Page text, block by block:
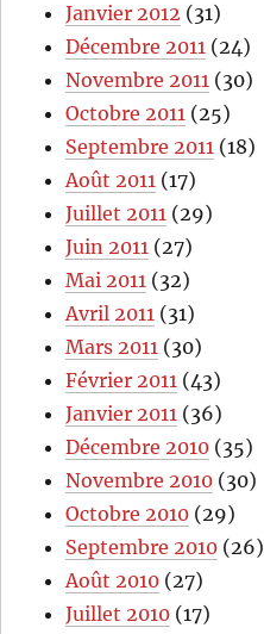
Janvier 2012 (31)
Décembre 2011 (24)
Novembre 2011 (30)
Octobre 2011 (25)
Septembre 2011 (18)
Août 2011 (17)
Juillet 2011 (29)
Juin 2011 (27)
Mai 2011 (32)
Avril 2011 (31)
Mars 2011 (30)
Février 2011 (43)
Janvier 2011 (36)
Décembre 2010 (35)
Novembre 2010 (30)
Octobre 2010 (29)
Septembre 2010 (26)
Août 2010 (27)
Juillet 2010 (17)